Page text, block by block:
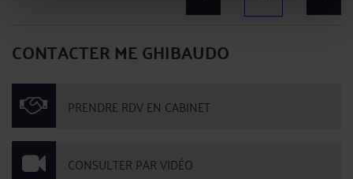
CONTACTER ME GHIBAUDO
PRENDRE RDV EN CABINET
CONSULTER PAR VIDÉO